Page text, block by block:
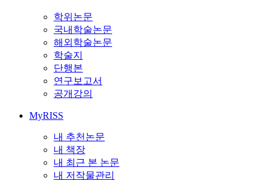
학위논문
국내학술논문
해외학술논문
학술지
단행본
연구보고서
공개강의
MyRISS
내 추천논문
내 책장
내 최근 본 논문
내 저작물관리